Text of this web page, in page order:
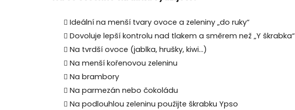
Ideální na menší tvary ovoce a zeleniny „do ruky“
Dovoluje lepší kontrolu nad tlakem a směrem než „Y škrabka“
Na tvrdší ovoce (jablka, hrušky, kiwi…)
Na menší kořenovou zeleninu
Na brambory
Na parmezán nebo čokoládu
Na podlouhlou zeleninu použijte škrabku Ypso